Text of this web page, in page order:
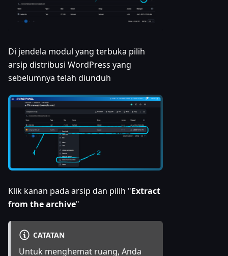
Di jendela modul yang terbuka pilih
arsip distribusi WordPress yang
sebelumnya telah diunduh
Klik kanan pada arsip dan pilih "Extract
from the archive"
CATATAN
Untuk menghemat ruang, Anda